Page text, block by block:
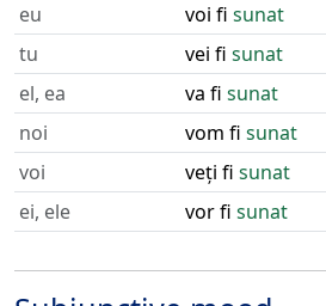
eu voi fi sunat
tu
vei fi sunat
el, ea
va fi sunat
noi
vom fi sunat
voi
veți fi sunat
ei, ele
vor fi sunat